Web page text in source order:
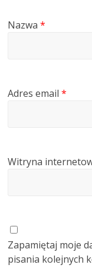
Nazwa*
Adres email*
Witryna
Zapamiętaj moje
pisania kolejnych